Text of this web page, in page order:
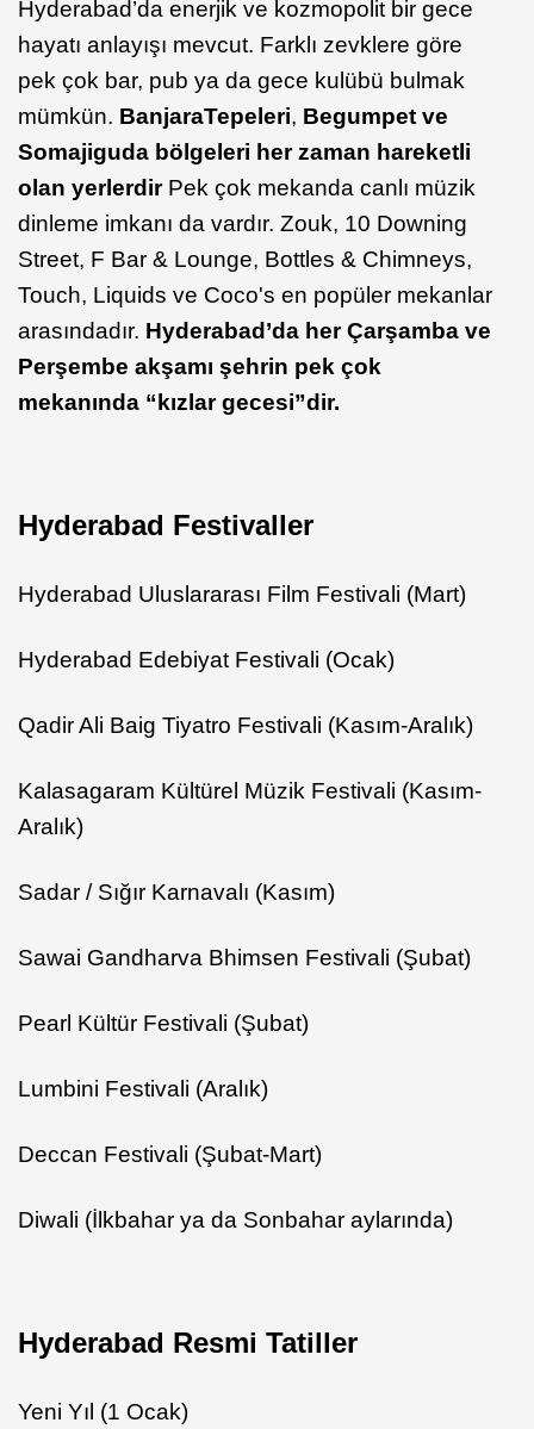
Hyderabad’da enerjik ve kozmopolit bir gece
hayatı anlayışı mevcut. Farklı zevklere göre
pek çok bar, pub ya da gece kulübü bulmak
mümkün. BanjaraTepeleri, Begumpet ve
Somajiguda bölgeleri her zaman hareketli
olan yerlerdirPek çok mekanda canlı müzik
dinleme imkanı da vardır. Zouk, 10 Downing
Street, F Bar & Lounge, Bottles & Chimneys,
Touch, Liquids ve Coco's en popüler mekanlar
arasındadır. Hyderabad’da her Çarşamba ve
Perşembe akşamı şehrin pek çok
mekanında “kızlar gecesi”dir.
Hyderabad Festivaller
Hyderabad Uluslararası Film Festivali (Mart)
Hyderabad Edebiyat Festivali (Ocak)
Qadir Ali Baig Tiyatro Festivali (Kasım-Aralık)
Kalasagaram Kültürel Müzik Festivali (Kasım-
Aralık)
Sadar / Sığır Karnavalı (Kasım)
Sawai Gandharva Bhimsen Festivali (Şubat)
Pearl Kültür Festivali (Şubat)
Lumbini Festivali (Aralık)
Deccan Festivali (Şubat-Mart)
Diwali (İlkbahar ya da Sonbahar aylarında)
Hyderabad Resmi Tatiller
Yeni Yıl (1 Ocak)